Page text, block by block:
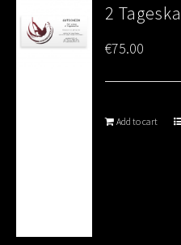
2
€75.00
Add to cart